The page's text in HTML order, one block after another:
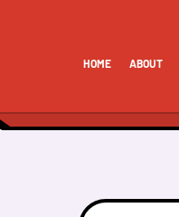
HOME ABOUT